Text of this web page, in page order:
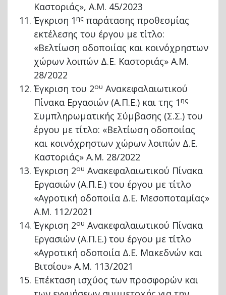
Καστοριάς», Α.Μ. 45/2023
Έγκριση 1ης παράτασης προθεσμίας
εκτέλεσης του έργου με τίτλο:
«Βελτίωση οδοποιίας και κοινόχρηστων
χώρων λοιπών Δ.Ε. Καστοριάς» Α.Μ.
28/2022
Έγκριση του 2ου Ανακεφαλαιωτικού
Πίνακα Εργασιών (Α.Π.Ε.) και της 1ης
Συμπληρωματικής Σύμβασης (Σ.Σ.) του
έργου με τίτλο: «Βελτίωση οδοποιίας
και κοινόχρηστων χώρων λοιπών Δ.Ε.
Καστοριάς» Α.Μ. 28/2022
Έγκριση 2ου Ανακεφαλαιωτικού Πίνακα
Εργασιών (Α.Π.Ε.) του έργου με τίτλο
«Αγροτική οδοποιία Δ.Ε. Μεσοποταμίας»
Α.Μ. 112/2021
Έγκριση 2ου Ανακεφαλαιωτικού Πίνακα
Εργασιών (Α.Π.Ε.) του έργου με τίτλο
«Αγροτική οδοποιία Δ.Ε. Μακεδνών και
Βιτσίου» Α.Μ. 113/2021
Επέκταση ισχύος των προσφορών και